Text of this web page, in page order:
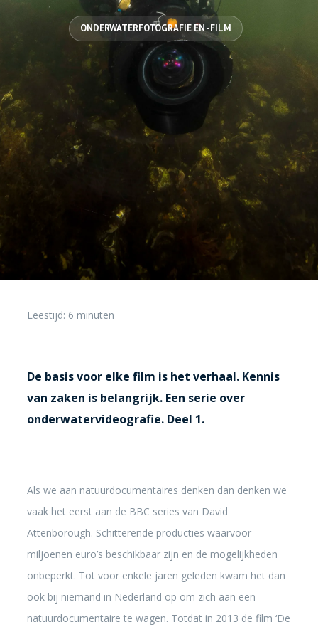
ONDERWATERFOTOGRAFIE EN -FILM
Leestijd: 6 minuten
De basis voor elke film is het verhaal. Kennis
van zaken is belangrijk. Een serie over
onderwatervideografie. Deel 1.
Als we aan natuurdocumentaires denken dan denken we
vaak het eerst aan de BBC series van David
Attenborough. Schitterende producties waarvoor
miljoenen euro’s beschikbaar zijn en de mogelijkheden
onbeperkt. Tot voor enkele jaren geleden kwam het dan
ook bij niemand in Nederland op om zich aan een
natuurdocumentaire te wagen. Totdat in 2013 de film ‘De